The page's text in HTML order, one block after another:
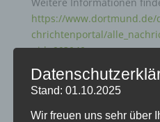
https://www.dortmund.de/
chrichtenportal/
nid=663040
Stand: 01.10.2025
Wir freuen uns sehr über